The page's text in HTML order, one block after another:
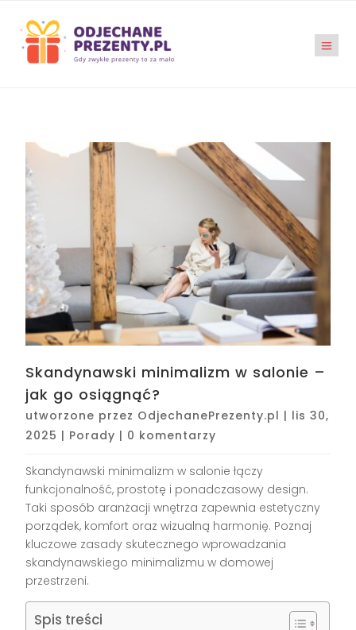
Skandynawski minimalizm w salonie –
jak go osiągnąć?
utworzone przez OdjechanePrezenty.pl | lis 30,
2025 | Porady | 0 komentarzy
Skandynawski minimalizm w salonie łączy
funkcjonalność, prostotę i ponadczasowy design.
Taki sposób aranżacji wnętrza zapewnia estetyczny
porządek, komfort oraz wizualną harmonię. Poznaj
kluczowe zasady skutecznego wprowadzania
skandynawskiego minimalizmu w domowej
przestrzeni.
Spis treści